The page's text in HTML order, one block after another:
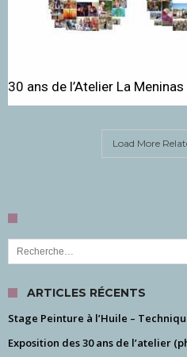
30 ans de l’Atelier La Meninas
Load More
Rechercher :
ARTICLES RÉCENTS
Stage Peinture à l’Huile –
Exposition des 30 ans de l’atelier